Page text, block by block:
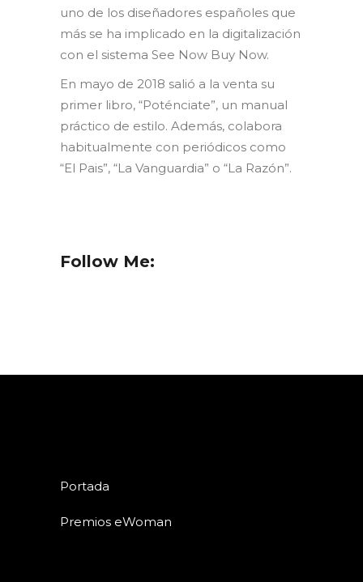
uno de los diseñadores españoles que
más se ha implicado en la digitalización
con el sistema See Now Buy Now.
En mayo de 2018 salió a la venta su
primer libro, “Poténciate”, un manual
práctico de estilo. Además, colabora
habitualmente con periódicos como
“El Pais”, “La Vanguardia” o “La Razón”.
Follow Me:
Portada
Premios eWoman